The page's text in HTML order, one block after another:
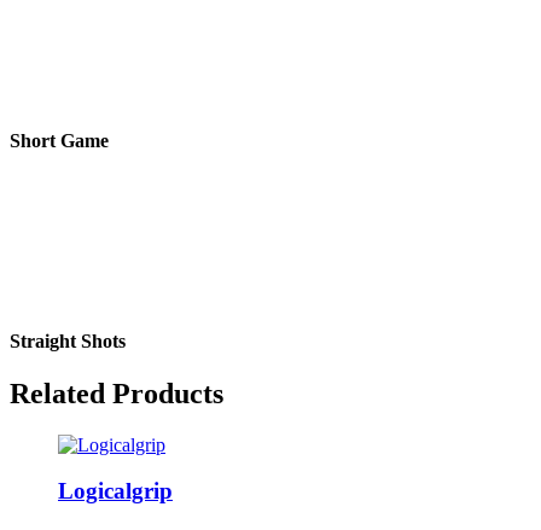
Short Game
Straight Shots
Related Products
Logicalgrip